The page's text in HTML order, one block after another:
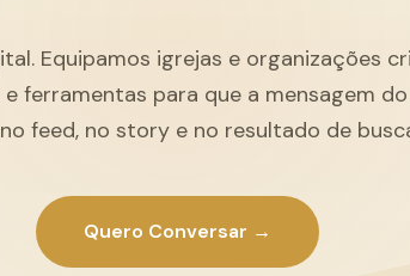
Equipamos igrejas e organizações
ferramentas para que a mensagem do
feed, no story e no resultado de
Quero Conversar →